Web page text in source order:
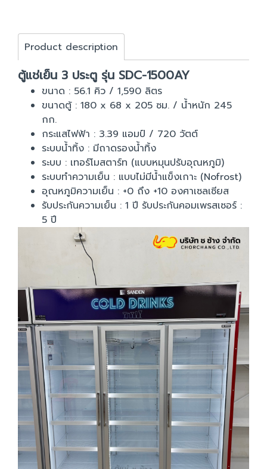
Product description
ตู้แช่เย็น 3 ประตู รุ่น SDC-1500AY
ขนาด : 56.1 คิว / 1,590 ลิตร
ขนาดตู้ : 180 x 68 x 205 ซม. / น้ำหนัก 245
กก.
กระแสไฟฟ้า : 3.39 แอมป์ / 720 วัตต์
ระบบน้ำทิ้ง : มีถาดรองน้ำทิ้ง
ระบบ : เทอร์โมสตาร์ท (แบบหมุนปรับอุณหภูมิ)
ระบบทำความเย็น : แบบไม่มีน้ำแข็งเกาะ (Nofrost)
อุณหภูมิความเย็น : +0 ถึง +10 องศาเซลเซียส
รับประกันความเย็น : 1 ปี รับประกันคอมเพรสเซอร์ :
5 ปี